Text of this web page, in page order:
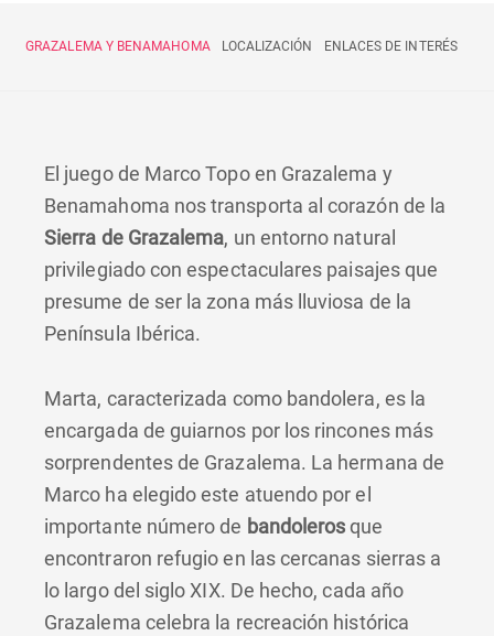
GRAZALEMA Y BENAMAHOMA LOCALIZACIÓN ENLACES DE INTERÉS
El juego de Marco Topo en Grazalema y
Benamahoma nos transporta al corazón de la
Sierra de Grazalema, un entorno natural
privilegiado con espectaculares paisajes que
presume de ser la zona más lluviosa de la
Península Ibérica.
Marta, caracterizada como bandolera, es la
encargada de guiarnos por los rincones más
sorprendentes de Grazalema. La hermana de
Marco ha elegido este atuendo por el
importante número de bandoleros que
encontraron refugio en las cercanas sierras a
lo largo del siglo XIX. De hecho, cada año
Grazalema celebra la recreación histórica